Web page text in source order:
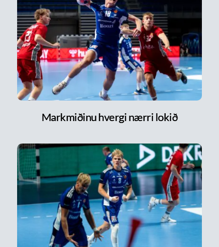
Markmiðinu hvergi nærri lokið